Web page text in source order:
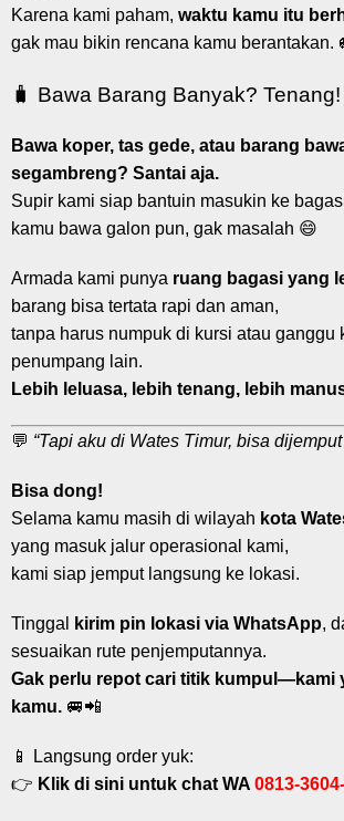
Karena kami paham, waktu kamu itu
gak mau bikin rencana kamu berantakan.
🧳 Bawa Barang Banyak? Tenang!
Bawa koper, tas gede, atau barang
segambreng? Santai aja.
Supir kami siap bantuin masukin ke
kamu bawa galon pun, gak masalah 😄
Armada kami punya ruang bagasi yang
barang bisa tertata rapi dan aman,
tanpa harus numpuk di kursi atau ganggu
penumpang lain.
Lebih leluasa, lebih tenang, lebih
💬 “Tapi aku di Wates Timur, bisa dijemput
Bisa dong!
Selama kamu masih di wilayah kota
yang masuk jalur operasional kami,
kami siap jemput langsung ke lokasi.
Tinggal kirim pin lokasi via WhatsApp,
sesuaikan rute penjemputannya.
Gak perlu repot cari titik kumpul—kami
kamu. 🚐📲
📱 Langsung order yuk:
👉 Klik di sini untuk chat WA 0813-